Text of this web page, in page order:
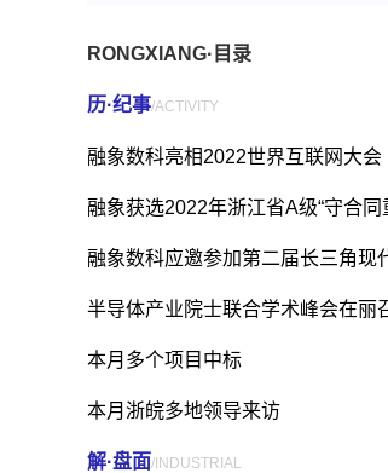
RONGXIANG· 目录
历·纪事/ACTIVITY
融象数科亮相2022世界互联网大会
融象获选2022年浙江省A级“守合同
融象数科应邀参加第二届长三角现
半导体产业院士联合学术峰会在丽
本月多个项目中标
本月浙皖多地领导来访
解·盘面/INDUSTRIAL